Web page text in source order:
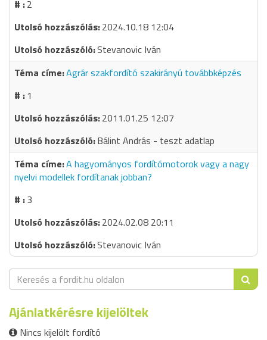
2
2024.10.18 12:04
Stevanovic Iván
Agrár szakfordító szakirányú továbbképzés
1
2011.01.25 12:07
Bálint András - teszt adatlap
A hagyományos fordítómotorok vagy a nagy
nyelvi modellek fordítanak jobban?
3
2024.02.08 20:11
Stevanovic Iván
Ajánlatkérésre kijelöltek
Nincs kijelölt fordító